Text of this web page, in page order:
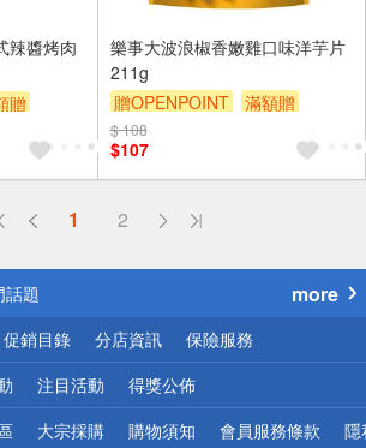
辣醬烤肉
贈
樂事大波浪椒香嫩雞口味洋芋片
211g
贈OPENPOINT
滿額贈
滿額9折
$ 108
$107
1 2
地區配送
公告
話題
優惠
地區配送
網頁！請小心！
more
促銷目錄 分店資訊 保險服務
注目活動 得獎公佈
大宗採購 購物須知 會員服務條款 隱